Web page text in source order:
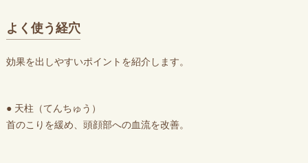
よく使う経穴
効果を出しやすいポイントを紹介します。
● 天柱（てんちゅう）
首のこりを緩め、頭顔部への血流を改善。